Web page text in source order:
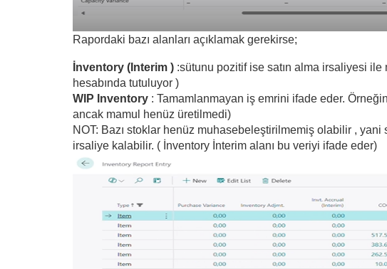
Rapordaki bazı alanları açıklamak gerekirse;
İnventory (Interim ) :sütunu pozitif ise satın alma irsaliyesi
hesabında tutuluyor )
WIP Inventory : Tamamlanmayan iş emrini ifade eder.
ancak mamul henüz üretilmedi)
NOT: Bazı stoklar henüz muhasebeleştirilmemiş olabilir ,
irsaliye kalabilir. ( İnventory İnterim alanı bu veriyi ifade eder)